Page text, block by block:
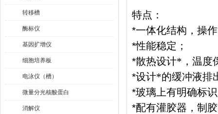
转移槽
酶标仪
基因扩增仪
细胞培养板
电泳仪（槽）
微量分光核酸蛋白
消解仪
特点：
*一体化结构，操
*性能稳定；
*散热设计*，温度
*设计*的缓冲液排
*玻璃上有明确标
*配有灌胶器，制